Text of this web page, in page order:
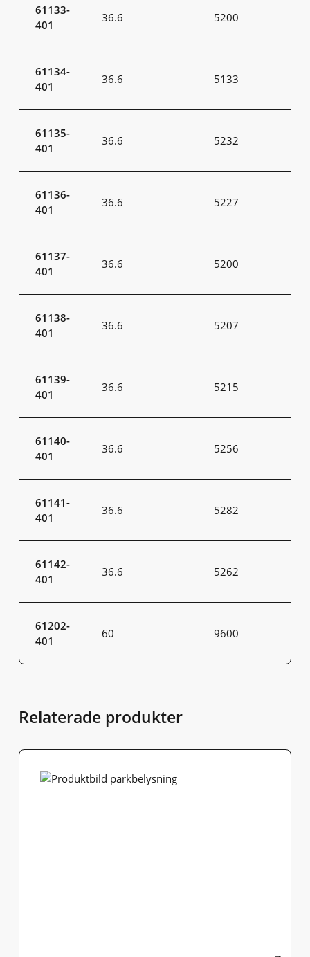
61133-
401
36.6 5200
61134-
401
36.6 5133
61135-
401
36.6 5232
61136-
401
36.6 5227
61137-
401
36.6 5200
61138-
401
36.6 5207
61139-
401
36.6 5215
61140-
401
36.6 5256
61141-
401
36.6 5282
61142-
401
36.6 5262
61202-
401
60 9600
Relaterade produkter